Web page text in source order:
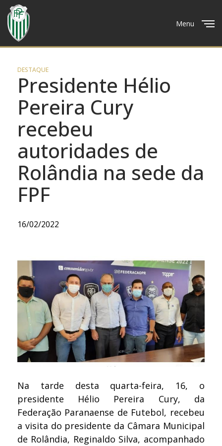
Menu
DESTAQUE
Presidente Hélio
Pereira Cury
recebeu
autoridades de
Rolândia na sede da
FPF
16/02/2022
Na tarde desta quarta-feira, 16, o
presidente Hélio Pereira Cury, da
Federação Paranaense de Futebol, recebeu
a visita do presidente da Câmara Municipal
de Rolândia, Reginaldo Silva, acompanhado